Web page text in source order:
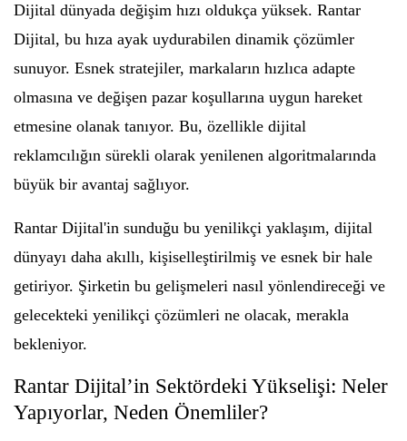
Dijital dünyada değişim hızı oldukça yüksek. Rantar
Dijital, bu hıza ayak uydurabilen dinamik çözümler
sunuyor. Esnek stratejiler, markaların hızlıca adapte
olmasına ve değişen pazar koşullarına uygun hareket
etmesine olanak tanıyor. Bu, özellikle dijital
reklamcılığın sürekli olarak yenilenen algoritmalarında
büyük bir avantaj sağlıyor.
Rantar Dijital'in sunduğu bu yenilikçi yaklaşım, dijital
dünyayı daha akıllı, kişiselleştirilmiş ve esnek bir hale
getiriyor. Şirketin bu gelişmeleri nasıl yönlendireceği ve
gelecekteki yenilikçi çözümleri ne olacak, merakla
bekleniyor.
Rantar Dijital’in Sektördeki Yükselişi: Neler
Yapıyorlar, Neden Önemliler?